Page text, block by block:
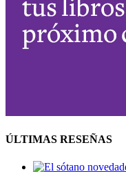
ÚLTIMAS RESEÑAS